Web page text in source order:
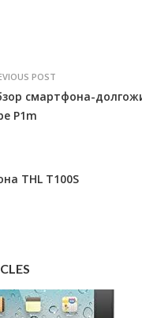
POST
смартфона-
P1m
THL T100S